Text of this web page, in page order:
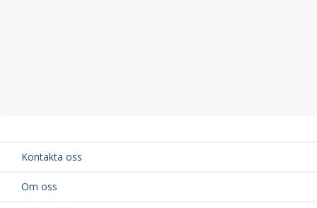
Kontakta oss
Om oss